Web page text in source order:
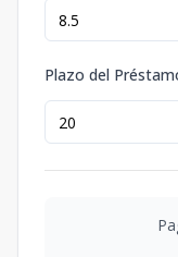
Plazo del